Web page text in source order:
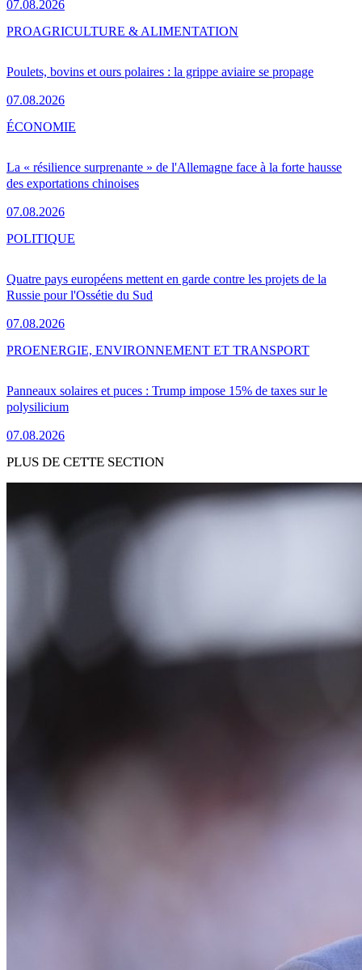
07.08.2026
Poulets, bovins et ours polaires : la grippe aviaire se propage
07.08.2026
PROAGRICULTURE & ALIMENTATION
La « résilience surprenante » de l'Allemagne face à la forte hausse
des exportations chinoises
07.08.2026
ÉCONOMIE
Quatre pays européens mettent en garde contre les projets de la
Russie pour l'Ossétie du Sud
07.08.2026
POLITIQUE
Panneaux solaires et puces : Trump impose 15% de taxes sur le
polysilicium
07.08.2026
PROENERGIE, ENVIRONNEMENT ET TRANSPORT
PLUS DE CETTE SECTION